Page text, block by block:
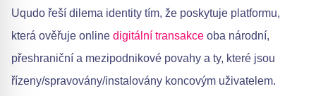
Uqudo řeší dilema identity tím, že poskytuje platformu,
která ověřuje online digitální transakce oba národní,
přeshraniční a mezipodnikové povahy a ty, které jsou
řízeny/spravovány/instalovány koncovým uživatelem.